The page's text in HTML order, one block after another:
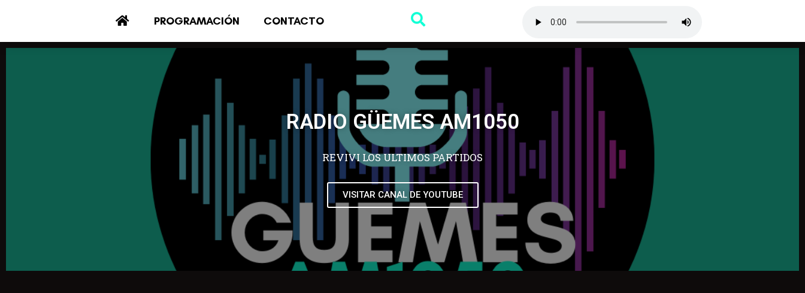
PROGRAMACIÓN CONTACTO
RADIO GÜEMES AM1050
REVIVI LOS ULTIMOS PARTIDOS
VISITAR CANAL DE YOUTUBE